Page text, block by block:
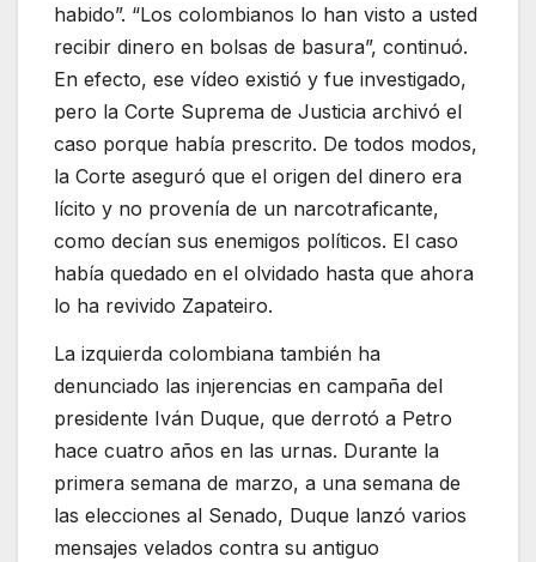
habido”. “Los colombianos lo han visto a usted
recibir dinero en bolsas de basura”, continuó.
En efecto, ese vídeo existió y fue investigado,
pero la Corte Suprema de Justicia archivó el
caso porque había prescrito. De todos modos,
la Corte aseguró que el origen del dinero era
lícito y no provenía de un narcotraficante,
como decían sus enemigos políticos. El caso
había quedado en el olvidado hasta que ahora
lo ha revivido Zapateiro.
La izquierda colombiana también ha
denunciado las injerencias en campaña del
presidente Iván Duque, que derrotó a Petro
hace cuatro años en las urnas. Durante la
primera semana de marzo, a una semana de
las elecciones al Senado, Duque lanzó varios
mensajes velados contra su antiguo